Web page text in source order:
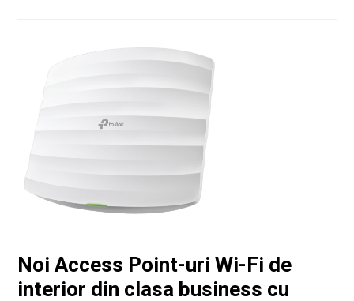
Noi Access Point-uri Wi-Fi de
interior din clasa business cu